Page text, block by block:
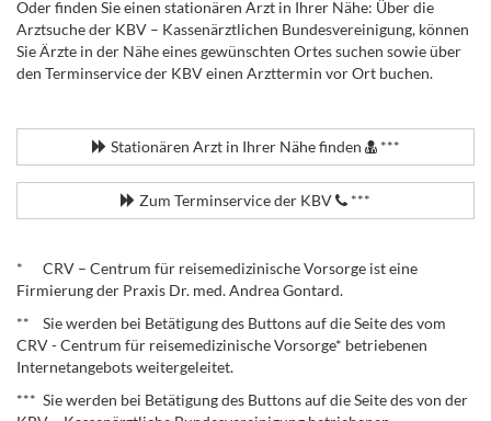
Oder finden Sie einen stationären Arzt in Ihrer Nähe: Über die
Arztsuche der KBV – Kassenärztlichen Bundesvereinigung, können
Sie Ärzte in der Nähe eines gewünschten Ortes suchen sowie über
den Terminservice der KBV einen Arzttermin vor Ort buchen.
Stationären Arzt in Ihrer Nähe finden ***
Zum Terminservice der KBV ***
* CRV – Centrum für reisemedizinische Vorsorge ist eine
Firmierung der Praxis Dr. med. Andrea Gontard.
** Sie werden bei Betätigung des Buttons auf die Seite des vom
CRV - Centrum für reisemedizinische Vorsorge* betriebenen
Internetangebots weitergeleitet.
*** Sie werden bei Betätigung des Buttons auf die Seite des von der